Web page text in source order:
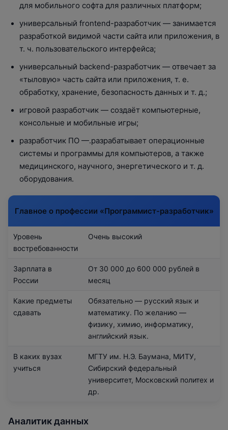
для мобильного софта для различных платформ;
универсальный frontend-разработчик — занимается
разработкой видимой части сайта или приложения, в
т. ч. пользовательского интерфейса;
универсальный backend-разработчик — отвечает за
«тыловую» часть сайта или приложения, т. е.
обработку, хранение, безопасность данных и т. д.;
игровой разработчик — создаёт компьютерные,
консольные и мобильные игры;
разработчик ПО —.разрабатывает операционные
системы и программы для компьютеров, а также
медицинского, научного, энергетического и т. д.
оборудования.
Главное о профессии «Программист-разработчик»
Уровень
востребованности
Очень высокий
Зарплата в
России
От 30 000 до 600 000 рублей в
месяц
Какие предметы
сдавать
Обязательно — русский язык и
математику. По желанию —
физику, химию, информатику,
английский язык.
В каких вузах
учиться
МГТУ им. Н.Э. Баумана, МИТУ,
Сибирский федеральный
университет, Московский политех и
др.
Аналитик данных